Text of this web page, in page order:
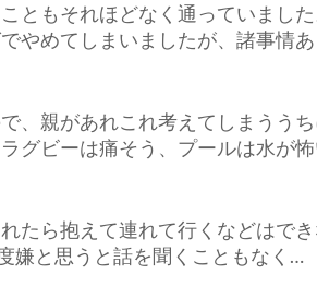
ともそれほどなく通っていまし
やめてしまいましたが、諸事情
、親があれこれ考えてしまうう
グビーは痛そう、プールは水が
たら抱えて連れて行くなどはで
嫌と思うと話を聞くこともなく…